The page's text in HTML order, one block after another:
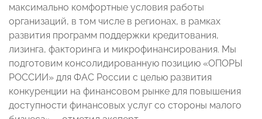
максимально комфортные условия работы
организаций, в том числе в регионах, в рамках
развития программ поддержки кредитования,
лизинга, факторинга и микрофинансирования. Мы
подготовим консолидированную позицию «ОПОРЫ
РОССИИ» для ФАС России с целью развития
конкуренции на финансовом рынке для повышения
доступности финансовых услуг со стороны малого